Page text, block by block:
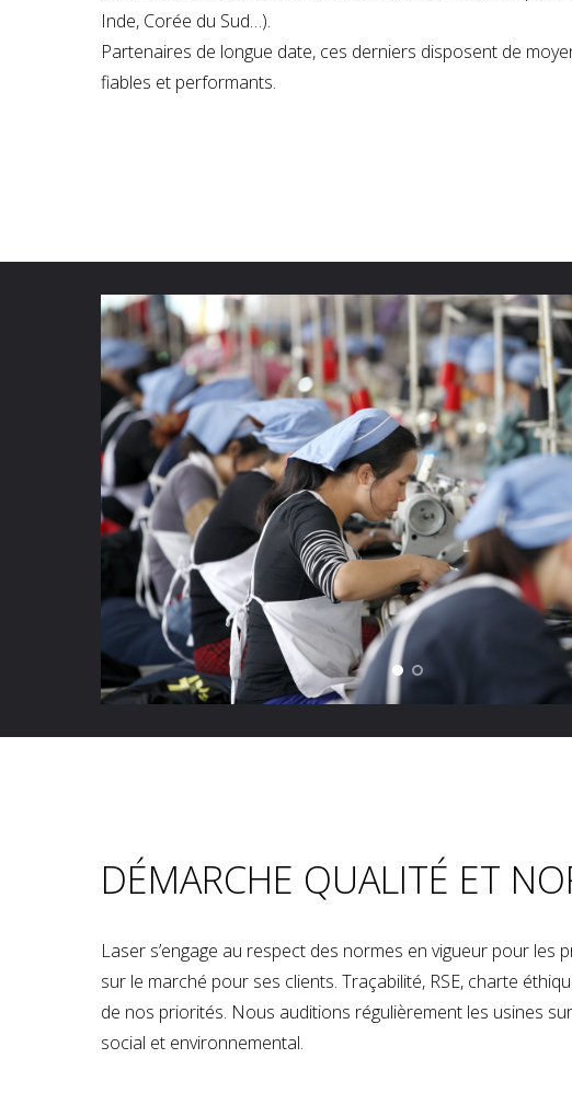
Inde, Corée du Sud…).
Partenaires de longue date, ces derniers disposent de
fiables et performants.
DÉMARCHE QUALITÉ ET
Laser s’engage au respect des normes en vigueur pour les
sur le marché pour ses clients. Traçabilité, RSE, charte
de nos priorités. Nous auditions régulièrement les usines
social et environnemental.